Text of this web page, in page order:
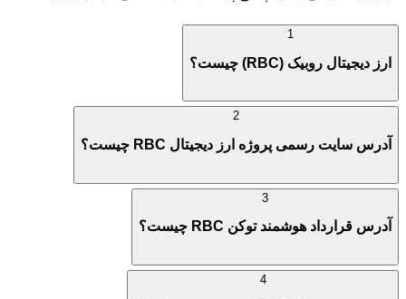
ارز دیجیتال روبیک (RBC) چیست؟
آدرس سایت رسمی پروژه ارز دیجیتال RBC چیست؟
آدرس قرارداد هوشمند توکن RBC چیست؟